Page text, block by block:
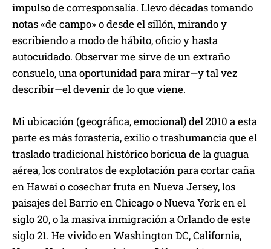
impulso de corresponsalía. Llevo décadas tomando
notas «de campo» o desde el sillón, mirando y
escribiendo a modo de hábito, oficio y hasta
autocuidado. Observar me sirve de un extraño
consuelo, una oportunidad para mirar—y tal vez
describir—el devenir de lo que viene.
Mi ubicación (geográfica, emocional) del 2010 a esta
parte es más forastería, exilio o trashumancia que el
traslado tradicional histórico boricua de la guagua
aérea, los contratos de explotación para cortar caña
en Hawai o cosechar fruta en Nueva Jersey, los
paisajes del Barrio en Chicago o Nueva York en el
siglo 20, o la masiva inmigración a Orlando de este
siglo 21. He vivido en Washington DC, California,